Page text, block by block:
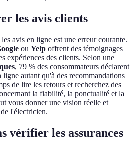
les avis clients
avis en ligne est une erreur courante.
ou Yelp offrent des témoignages
expériences des clients. Selon une
, 79 % des consommateurs déclarent
autant qu'à des recommandations
de lire les retours et recherchez des
la fiabilité, la ponctualité et la
vous donner une vision réelle et
l'électricien.
vérifier les assurances